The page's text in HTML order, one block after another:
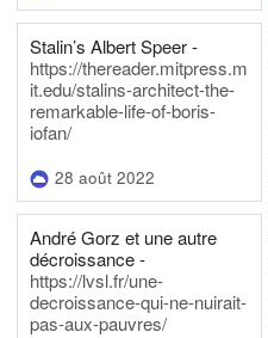
Stalin’s Albert Speer -
https://thereader.mitpress.m
it.edu/stalins-architect-the-
remarkable-life-of-boris-
iofan/
28 août 2022
André Gorz et une autre
décroissance -
https://lvsl.fr/une-
decroissance-qui-ne-nuirait-
pas-aux-pauvres/